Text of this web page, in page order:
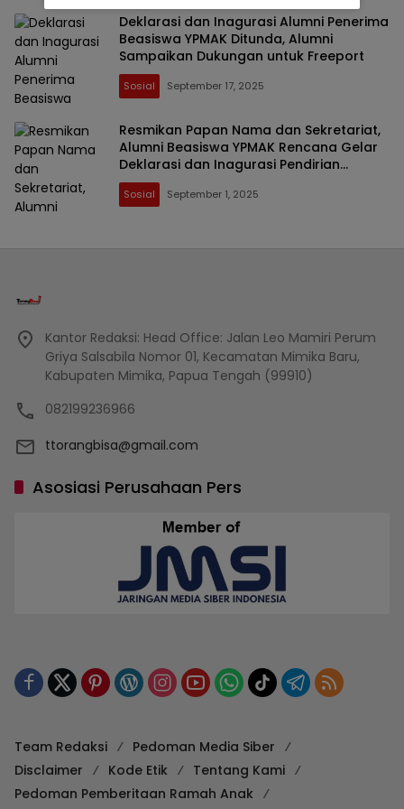
Deklarasi dan Inagurasi Alumni Penerima
Beasiswa YPMAK Ditunda, Alumni
Sampaikan Dukungan untuk Freeport
Sosial September 17, 2025
Resmikan Papan Nama dan Sekretariat,
Alumni Beasiswa YPMAK Rencana Gelar
Deklarasi dan Inagurasi Pendirian
Organisasi Pada Pertengahan
September, Hilarius: Seluruh Alumni
Sosial September 1, 2025
Kantor Redaksi: Head Office: Jalan Leo Mamiri Perum
Griya Salsabila Nomor 01, Kecamatan Mimika Baru,
Kabupaten Mimika, Papua Tengah (99910)
082199236966
ttorangbisa@gmail.com
Asosiasi Perusahaan Pers
Team Redaksi
Pedoman Media Siber
Disclaimer
Kode Etik
Tentang Kami
Pedoman Pemberitaan Ramah Anak